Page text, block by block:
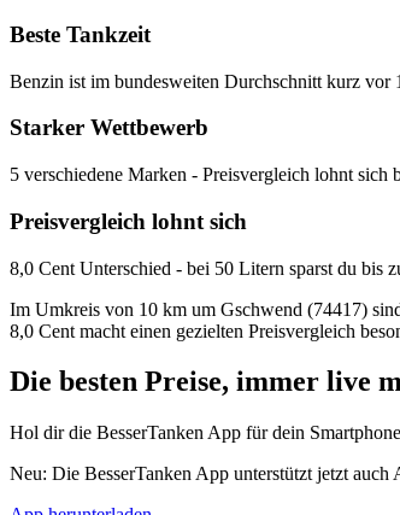
Beste Tankzeit
Benzin ist im bundesweiten Durchschnitt kurz vor
Starker Wettbewerb
5 verschiedene Marken - Preisvergleich lohnt sich
Preisvergleich lohnt sich
8,0 Cent Unterschied - bei 50 Litern sparst du bis
Im Umkreis von 10 km um Gschwend (74417)
8,0 Cent macht einen gezielten Preisvergleich
Die besten Preise, immer live
Hol dir die BesserTanken App für dein
Neu: Die BesserTanken App unterstützt jetzt auch